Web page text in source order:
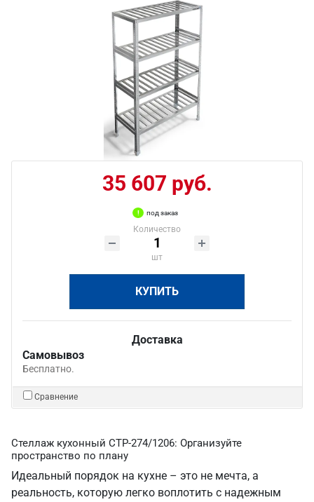
35 607 руб.
под заказ
Количество
шт
КУПИТЬ
Доставка
Самовывоз
Бесплатно.
Сравнение
Стеллаж кухонный СТР-274/1206: Организуйте
пространство по плану
Идеальный порядок на кухне – это не мечта, а
реальность, которую легко воплотить с надежным